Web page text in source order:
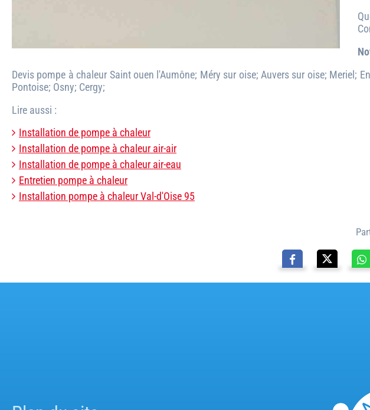
Devis pompe à chaleur Saint ouen l'Aumône; Méry sur oise; Auvers sur oise; Meriel;
Pontoise; Osny; Cergy;
Lire aussi :
Installation de pompe à chaleur
Installation de pompe à chaleur air-air
Installation de pompe à chaleur air-eau
Entretien pompe à chaleur
Installation pompe à chaleur Val-d'Oise 95